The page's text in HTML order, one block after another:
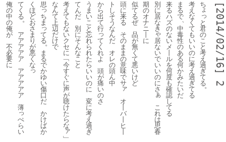
[2014/02/16]
2
ち
ょ
っ
と
君
の
こ
と
考
え
過
ぎ
て
る。
考
え
な
く
て
も
い
い
の
に
考
え
過
ぎ
て
る
ま
る
で、
中
毒
性
の
あ
る
何
か
み
た
い
だ
来
る
ハ
ズ
の
な
い
メ
ル
を
何
度
も
確
認
し
て
る
別
に
居
な
き
ゃ
居
な
い
で
い
い
の
に
さ
ぁ
こ
れ
は
思
春
期
の
オ
ナ
ニ
に
似
て
る
ぜ
品
が
無
く
て
悪
い
け
ど
頭
に
来
る
そ
の
ま
ま
の
意
味
で
サ
ァ
オ
バ
ヒ
ト
し
そ
う
な
ん
だ
オ
レ
の
頭
ん
中
か
ら
出
て
行
っ
て
く
れ
よ
頭
が
痛
い
の
さ
う
ま
い
こ
と
忘
れ
ら
れ
た
ら
い
い
の
に
変
に
考
え
過
ぎ
て
ん
だ
別
に
そ
ん
な
こ
と
考
え
て
も
な
い
ク
セ
に
﹁
今
す
ぐ
に
声
が
聴
け
た
ら
な
ァ
﹂
な
ん
て
上
辺
だ
け
で
思
っ
ち
ま
っ
て
る。
ま
る
で
か
ゆ
い
傷
口
だ
か
け
ば
か
く
ほ
ど
お
さ
ま
り
が
悪
く
な
っ
て
く
る。
ア
ア
ア
ア
ア
ア
ア
ア
ア
ア
薄
っ
ぺ
ら
い
俺
の
中
の
俺
が
不
必
要
に